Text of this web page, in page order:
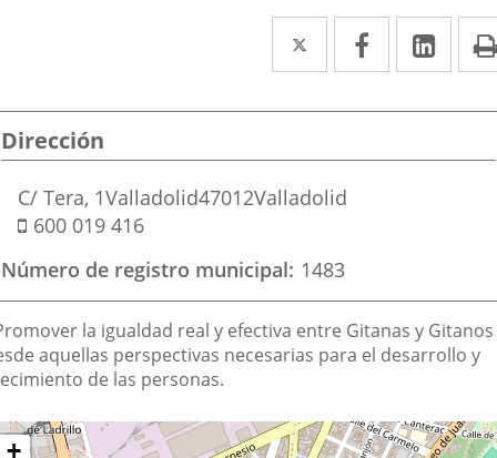
Twitter
Enlace
a
una
externa.
Facebook
Enlace
a
una
a
una
Dirección
Dirección
postal
C/ Tera, 1Valladolid47012Valladolid
Móvil
600 019 416
Número de registro municipal 1483
la igualdad real y efectiva entre Gitanas y Gitanos
aquellas perspectivas necesarias para el desarrollo y
de las personas.
+